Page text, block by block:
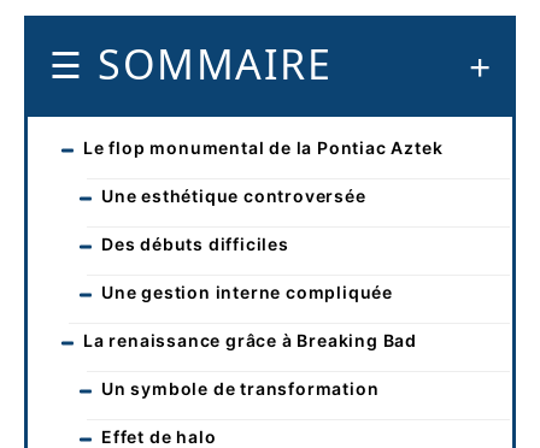
SOMMAIRE
Le flop monumental de la Pontiac Aztek
Une esthétique controversée
Des débuts difficiles
Une gestion interne compliquée
La renaissance grâce à Breaking Bad
Un symbole de transformation
Effet de halo